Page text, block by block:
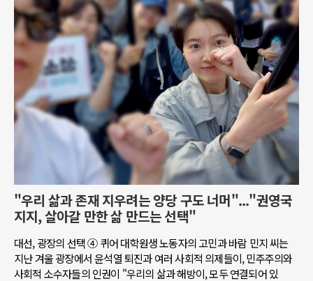
"우리 삶과 존재 지우려는 양당 구도 너머"..."권영국
지지, 살아갈 만한 삶 만드는 선택"
대선, 광장의 선택 ④ 퀴어 대학원생 노동자의 고민과 바람 민지 씨는
지난 겨울 광장에서 윤석열 퇴진과 여러 사회적 의제들이, 민주주의와
사회적 소수자들의 인권이 "우리의 삶과 해방이, 모두 연결되어 있